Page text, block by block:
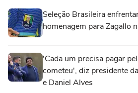
Seleção Brasileira
homenagem para Zagallo
'Cada um precisa pagar
cometeu', diz presidente
e Daniel Alves